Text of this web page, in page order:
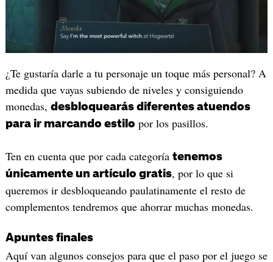
¿Te gustaría darle a tu personaje un toque más personal? A
medida que vayas subiendo de niveles y consiguiendo
monedas, desbloquearás diferentes atuendos
para ir marcando estilo por los pasillos.
Ten en cuenta que por cada categoría tenemos
únicamente un artículo gratis, por lo que si
queremos ir desbloqueando paulatinamente el resto de
complementos tendremos que ahorrar muchas monedas.
Apuntes finales
Aquí van algunos consejos para que el paso por el juego se